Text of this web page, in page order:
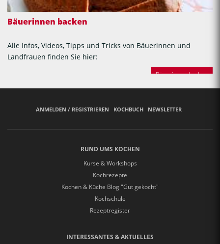
Bäuerinnen backen
Alle Infos, Videos, Tipps und Tricks von Bäuerinnen und
Landfrauen finden Sie hier:
Bäuerinnen backen
ANMELDEN / REGISTRIEREN KOCHBUCH NEWSLETTER
RUND UMS KOCHEN
Kurse & Workshops
Kochrezepte
Kochen & Küche Blog "Gut gekocht"
Kochschule
Rezeptregister
INTERESSANTES & AKTUELLES